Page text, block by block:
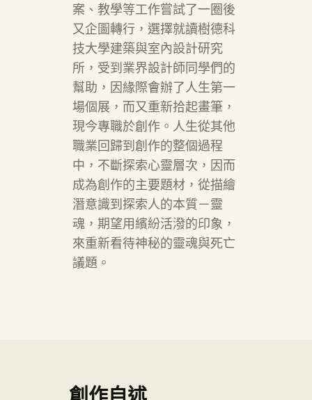
案、教學等工作嘗試了一圈後
又企圖轉行，選擇就讀樹德科
技大學建築與室內設計研究
所，受到業界設計師同學們的
幫助，因緣際會辦了人生第一
場個展，而又重新拾起畫筆，
現今專職於創作。人生從其他
職業回歸到創作的整個過程
中，不斷探索心靈層次，因而
成為創作的主要題材，從描繪
潛意識到探索人的本質－靈
魂，期望用繽紛活潑的印象，
來重新看待神秘的靈魂與死亡
議題。